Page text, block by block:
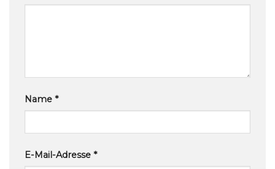
Name *
E-Mail-Adresse *